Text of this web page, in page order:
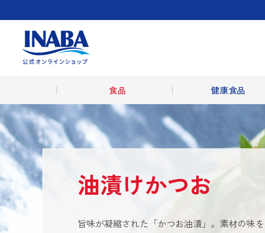
食品 健康食品
油漬けかつお
旨味が凝縮された「かつお油漬」。素材の味